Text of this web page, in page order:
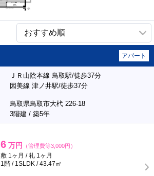
アパート
ＪＲ山陰本線 鳥取駅/徒歩37分
因美線 津ノ井駅/徒歩37分
鳥取県鳥取市大杙 226-18
3階建 / 築5年
6 万円 （管理費等3,000円）
敷 1ヶ月 / 礼 1ヶ月
1階 / 1SLDK / 43.47㎡